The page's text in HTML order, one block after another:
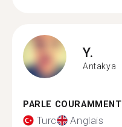
Y.
Antakya
PARLE COURAMMENT
Turc Anglais